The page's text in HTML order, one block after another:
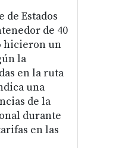
de Estados
de 40
hicieron un
la
en la ruta
una
de la
durante
en las